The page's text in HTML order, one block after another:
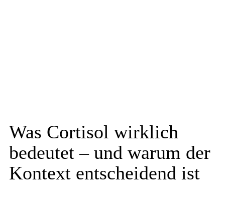
Was Cortisol wirklich
bedeutet – und warum der
Kontext entscheidend ist